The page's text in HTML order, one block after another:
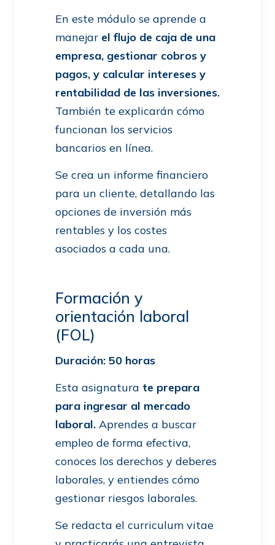
En este módulo se aprende a
manejar el flujo de caja de una
empresa, gestionar cobros y
pagos, y calcular intereses y
rentabilidad de las inversiones.
También te explicarán cómo
funcionan los servicios
bancarios en línea.
Se crea un informe financiero
para un cliente, detallando las
opciones de inversión más
rentables y los costes
asociados a cada una.
Formación y
orientación laboral
(FOL)
Duración: 50 horas
Esta asignatura te prepara
para ingresar al mercado
laboral. Aprendes a buscar
empleo de forma efectiva,
conoces los derechos y deberes
laborales, y entiendes cómo
gestionar riesgos laborales.
Se redacta el curriculum vitae